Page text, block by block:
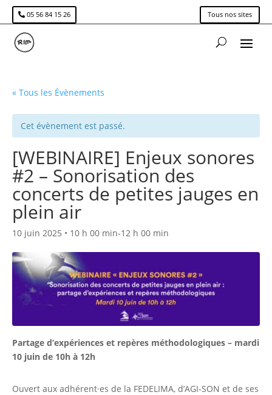
05 56 84 15 26 Tous nos sites
« Tous les Évènements
Cet évènement est passé.
[WEBINAIRE] Enjeux sonores
#2 – Sonorisation des
concerts de petites jauges en
plein air
10 juin 2025 • 10 h 00 min-12 h 00 min
Partage d’expériences et repères méthodologiques – mardi
10 juin de 10h à 12h
Ouvert aux adhérent·es de la FEDELIMA, d’AGI-SON et de ses